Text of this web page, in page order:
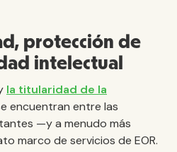
protección de
intelectual
la titularidad de la
encuentran entre las
—y a menudo más
marco de servicios de EOR.